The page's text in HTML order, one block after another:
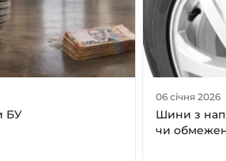
БУ
06 січня 2026
Шини з
чи